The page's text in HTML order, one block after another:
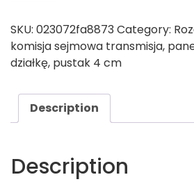
SKU: 023072fa8873Category:
komisja sejmowa transmisja,
działkę, pustak 4 cm
Description
Description